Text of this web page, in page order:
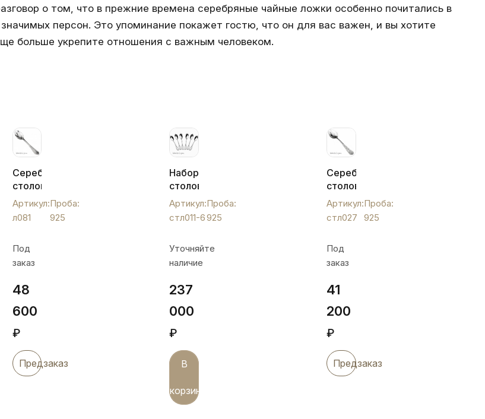
о том, что в прежние времена серебряные чайные ложки особенно почитались в
персон. Это упоминание покажет гостю, что он для вас важен, и вы хотите
больше укрепите отношения с важным человеком.
Серебряная
столовая
ложка
"Роза",
л081
Артикул:
л081
Проба:
925
Под
заказ
48
600
₽
Предзаказ
Набор
столовых
ложек
"Мармизон",
стл011-
Артикул:
стл011-6
Проба:
925
Уточняйте
наличие
237
000
₽
В
корзину
Серебряная
столовая
ложка
925
пробы
без
чернения,
Артикул:
стл027
Проба:
925
Под
заказ
41
200
₽
Предзаказ